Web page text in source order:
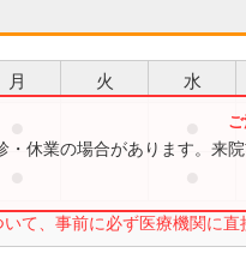
月 火 水
て、事前に必ず医療機関に直
・休業の場合があります。来